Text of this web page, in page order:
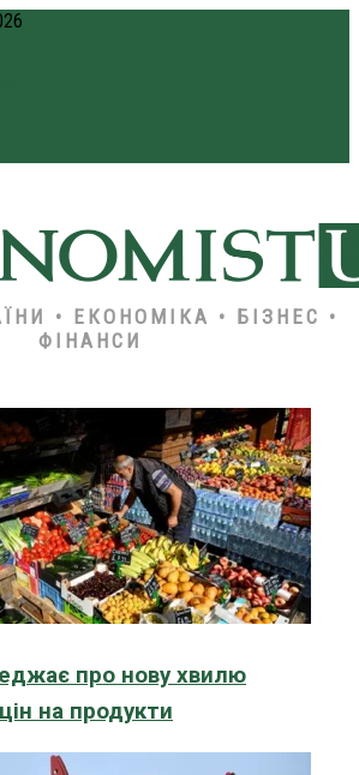
• ЕКОНОМІКА • БІЗНЕС •
ФІНАНСИ
про нову хвилю
на продукти